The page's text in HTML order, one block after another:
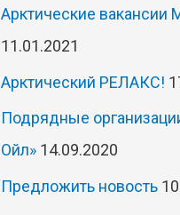
Арктические вакансии
11.01.2021
Арктический РЕЛАКС!
Подрядные
Ойл» 14.09.2020
Предложить новость